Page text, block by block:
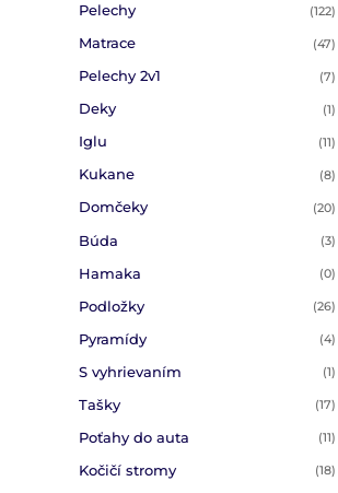
Pelechy (122)
Matrace (47)
Pelechy 2v1 (7)
Deky (1)
Iglu (11)
Kukane (8)
Domčeky (20)
Búda (3)
Hamaka (0)
Podložky (26)
Pyramídy (4)
S vyhrievaním (1)
Tašky (17)
Poťahy do auta (11)
Kočičí stromy (18)